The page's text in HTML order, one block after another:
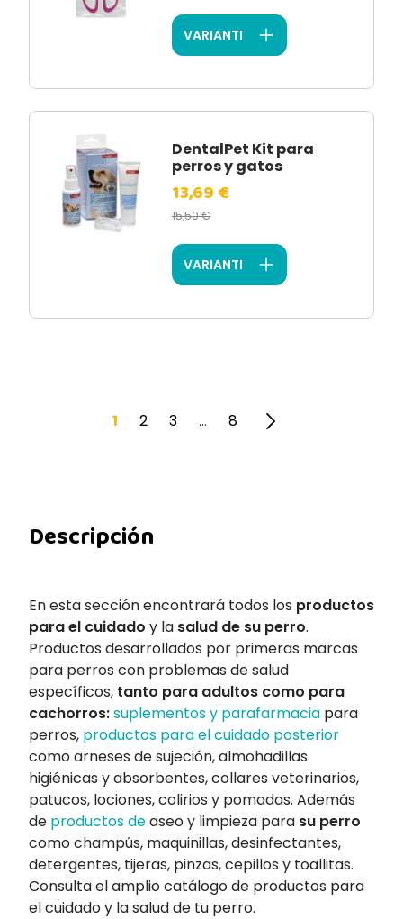
VARIANTI
DentalPet Kit para
perros y gatos
13,69 €
15,50 €
VARIANTI
1 2 3 … 8
Descripción
En esta sección encontrará todos los productos
para el cuidado y la salud de su perro.
Productos desarrollados por primeras marcas
para perros con problemas de salud
específicos, tanto para adultos como para
cachorros:suplementos y parafarmacia para
perros, productos para el cuidado posterior
como arneses de sujeción, almohadillas
higiénicas y absorbentes, collares veterinarios,
patucos, lociones, colirios y pomadas. Además
de productos deaseo y limpieza para su perro
como champús, maquinillas, desinfectantes,
detergentes, tijeras, pinzas, cepillos y toallitas.
Consulta el amplio catálogo de productos para
el cuidado y la salud de tu perro.